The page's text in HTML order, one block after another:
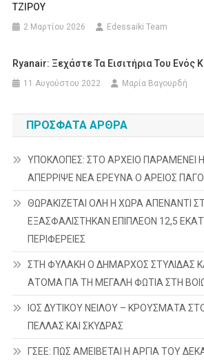
ΤΖΙΡΟΥ
2 Μαρτίου 2026 Edessaiki Team
Ryanair: Ξεχάστε Τα Εισιτήρια Του Ενός
11 Αυγούστου 2022 Μαρία Βαγουρδή
ΠΡΌΣΦΑΤΑ ΆΡΘΡΑ
ΥΠΟΚΛΟΠΕΣ: ΣΤΟ ΑΡΧΕΙΟ ΠΑΡΑΜΕΝΕΙ
ΑΠΕΡΡΙΨΕ ΝΕΑ ΕΡΕΥΝΑ Ο ΑΡΕΙΟΣ
ΘΩΡΑΚΙΖΕΤΑΙ ΟΛΗ Η ΧΩΡΑ ΑΠΕΝΑΝΤΙ
ΕΞΑΣΦΑΛΙΣΤΗΚΑΝ ΕΠΙΠΛΕΟΝ 12,5 ΕΚΑΤ.
ΠΕΡΙΦΕΡΕΙΕΣ
ΣΤΗ ΦΥΛΑΚΗ Ο ΔΗΜΑΡΧΟΣ ΣΤΥΛΙΔΑΣ
ΑΤΟΜΑ ΓΙΑ ΤΗ ΜΕΓΑΛΗ ΦΩΤΙΑ ΣΤΗ
ΙΟΣ ΔΥΤΙΚΟΥ ΝΕΙΛΟΥ – ΚΡΟΥΣΜΑΤΑ
ΠΕΛΛΑΣ ΚΑΙ ΣΚΥΔΡΑΣ
ΓΣΕΕ: ΠΩΣ ΑΜΕΙΒΕΤΑΙ Η ΑΡΓΙΑ ΤΟΥ